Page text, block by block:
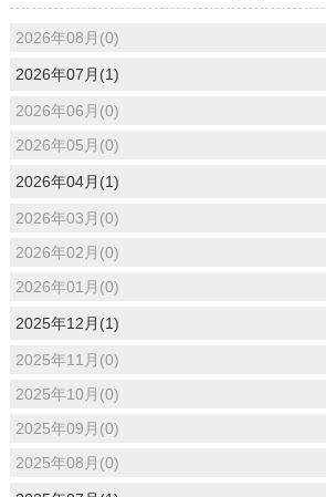
2026年08月(0)
2026年07月(1)
2026年06月(0)
2026年05月(0)
2026年04月(1)
2026年03月(0)
2026年02月(0)
2026年01月(0)
2025年12月(1)
2025年11月(0)
2025年10月(0)
2025年09月(0)
2025年08月(0)